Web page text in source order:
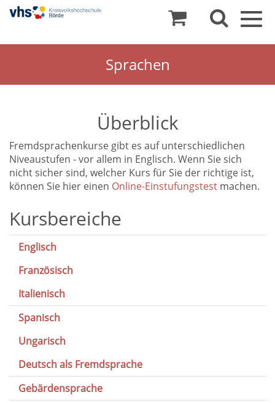
Sprachen
Überblick
Fremdsprachenkurse gibt es auf unterschiedlichen
Niveaustufen - vor allem in Englisch. Wenn Sie sich
nicht sicher sind, welcher Kurs für Sie der richtige ist,
können Sie hier einen Online-Einstufungstest machen.
Sprachen
Kursbereiche
Englisch
Französisch
Italienisch
Spanisch
Ungarisch
Deutsch als Fremdsprache
Gebärdensprache